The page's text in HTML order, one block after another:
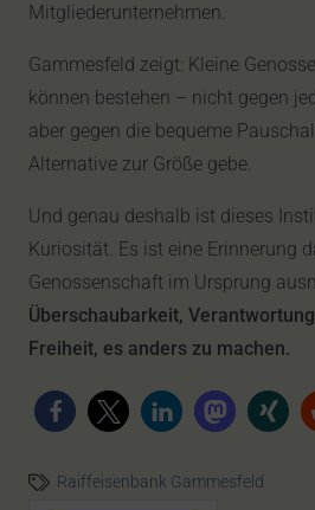
Mitgliederunternehmen.
Gammesfeld zeigt: Kleine
können bestehen – nicht gegen
aber gegen die bequeme
Alternative zur Größe gebe.
Und genau deshalb ist dieses
Kuriosität. Es ist eine Erinnerung
Genossenschaft im Ursprung
Überschaubarkeit,
Freiheit, es anders zu machen.
Raiffeisenbank Gammesfeld